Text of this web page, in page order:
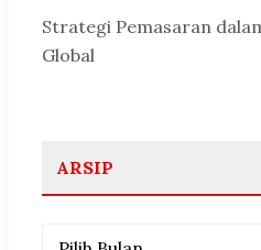
Strategi Pemasaran
Global
ARSIP
Arsip